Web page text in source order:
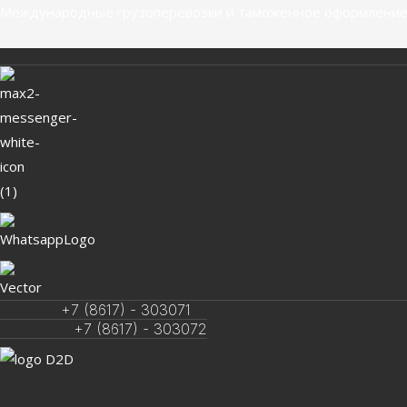
содержимому
+7 (8617) - 303071
+7 (8617) - 303072